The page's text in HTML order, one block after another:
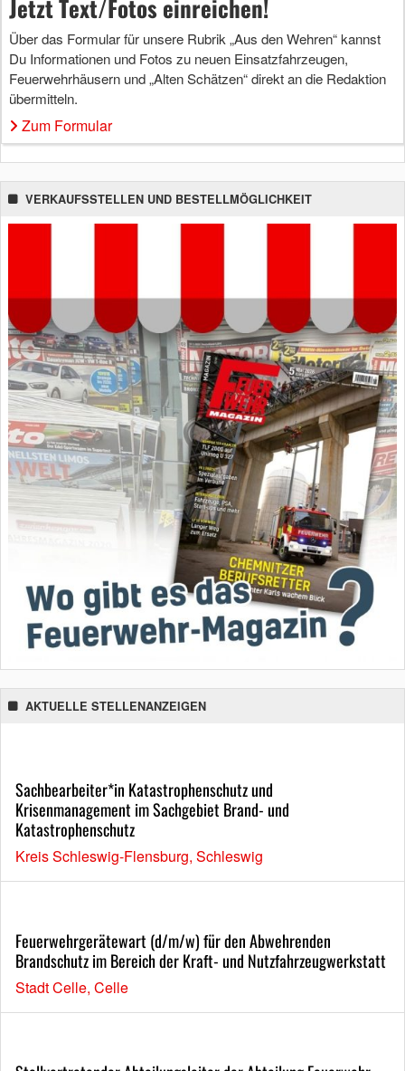
Jetzt Text/Fotos einreichen!
Über das Formular für unsere Rubrik „Aus den Wehren“ kannst
Du Informationen und Fotos zu neuen Einsatzfahrzeugen,
Feuerwehrhäusern und „Alten Schätzen“ direkt an die Redaktion
übermitteln.
Zum Formular
VERKAUFSSTELLEN UND BESTELLMÖGLICHKEIT
AKTUELLE STELLENANZEIGEN
Sachbearbeiter*in Katastrophenschutz und
Krisenmanagement im Sachgebiet Brand- und
Katastrophenschutz
Kreis Schleswig-Flensburg, Schleswig
Feuerwehrgerätewart (d/m/w) für den Abwehrenden
Brandschutz im Bereich der Kraft- und Nutzfahrzeugwerkstatt
Stadt Celle, Celle